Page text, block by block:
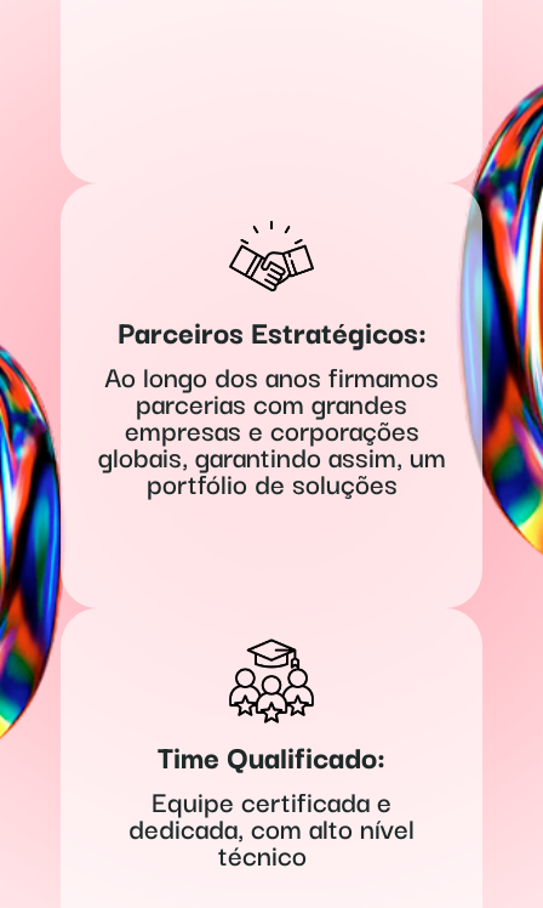
Parceiros Estratégicos:
Ao longo dos anos firmamos
parcerias com grandes
empresas e corporações
globais, garantindo assim, um
portfólio de soluções
Time Qualificado:
Equipe certificada e
dedicada, com alto nível
técnico